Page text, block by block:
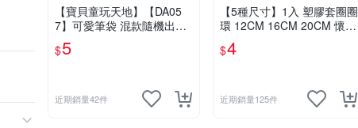
【寶貝童玩天地】【DA05
7】可愛筆袋 混款隨機出貨
特價*LT01
$5
近期銷量42件
【5種尺寸】1入 塑膠套圈圈
環 12CM 16CM 20CM 懷舊
童玩 兒童玩具 夜市套圈圈
塑膠套環 遊戲道具 套環
$4
近期銷量125件